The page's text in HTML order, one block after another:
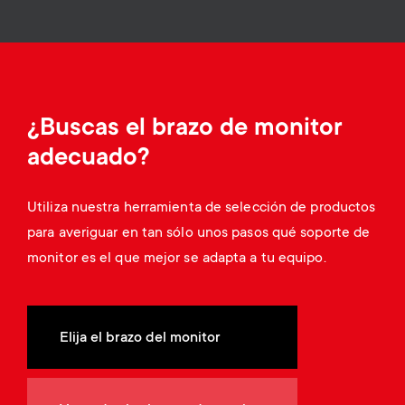
a
y
p
r
o
d
u
c
d
a
r
y
u
p
¿Buscas el brazo de monitor
adecuado?
Utiliza nuestra herramienta de selección de productos
para averiguar en tan sólo unos pasos qué soporte de
monitor es el que mejor se adapta a tu equipo.
Elija el brazo del monitor